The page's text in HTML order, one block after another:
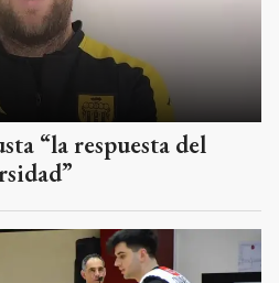
“la respuesta del